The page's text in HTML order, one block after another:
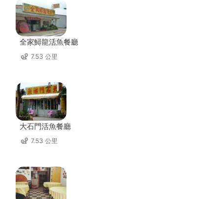
全家鱘龍活魚餐廳
7.53 公里
大石門活魚餐廳
7.53 公里